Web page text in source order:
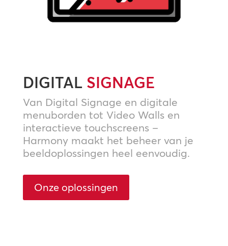
DIGITAL SIGNAGE
Van Digital Signage en digitale
menuborden tot Video Walls en
interactieve touchscreens –
Harmony maakt het beheer van je
beeldoplossingen heel eenvoudig.
Onze oplossingen